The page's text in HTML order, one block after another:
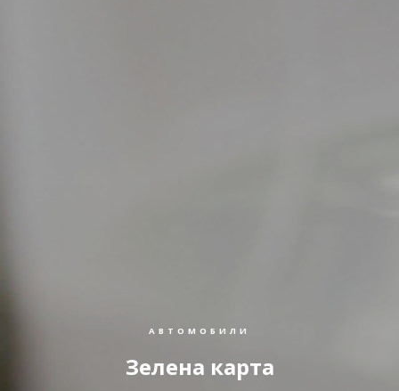
АВТОМОБИЛИ
Зелена карта